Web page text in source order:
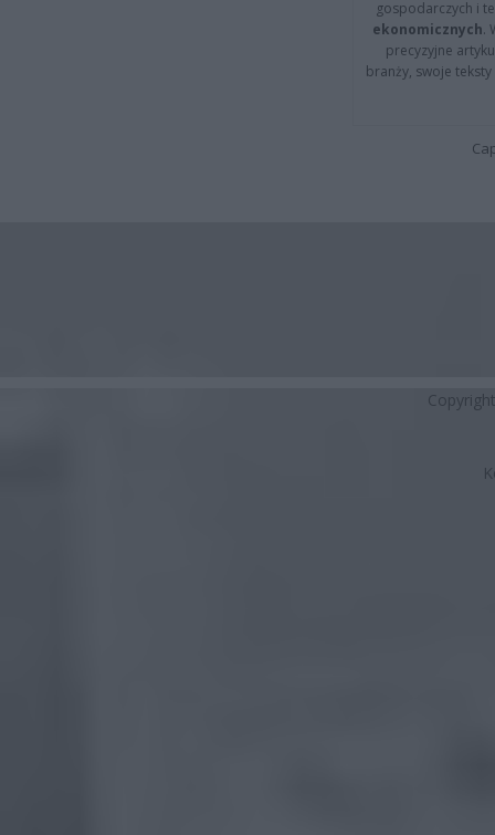
gospodarczych i
ekonomicznych.
precyzyjne
branży, swoje